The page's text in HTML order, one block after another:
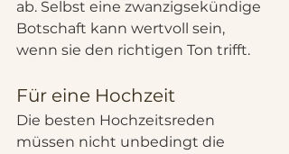
ab. Selbst eine zwanzigsekündige
Botschaft kann wertvoll sein,
wenn sie den richtigen Ton trifft.
Für eine Hochzeit
Die besten Hochzeitsreden
müssen nicht unbedingt die